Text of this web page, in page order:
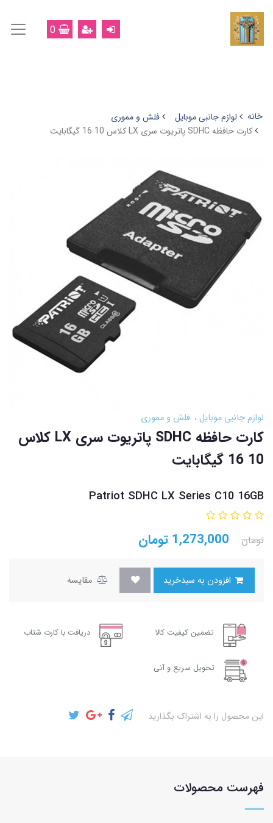
0
خانه لوازم جانبی موبایل
فلش و مموری
کارت حافظه SDHC پاتریوت سری LX کلاس 10 16 گیگابایت
لوازم جانبی موبایل فلش و مموری
کارت حافظه SDHC پاتریوت سری LX کلاس
10 16 گیگابایت
Patriot SDHC LX Series C10 16GB
تومان 1,273,000 تومان
مقایسه
تضمین کیفیت کالا دریافت با کارت شتاب
تحویل سریع و آنی
این محصول را به اشتراک بگذارید
فهرست محصولات